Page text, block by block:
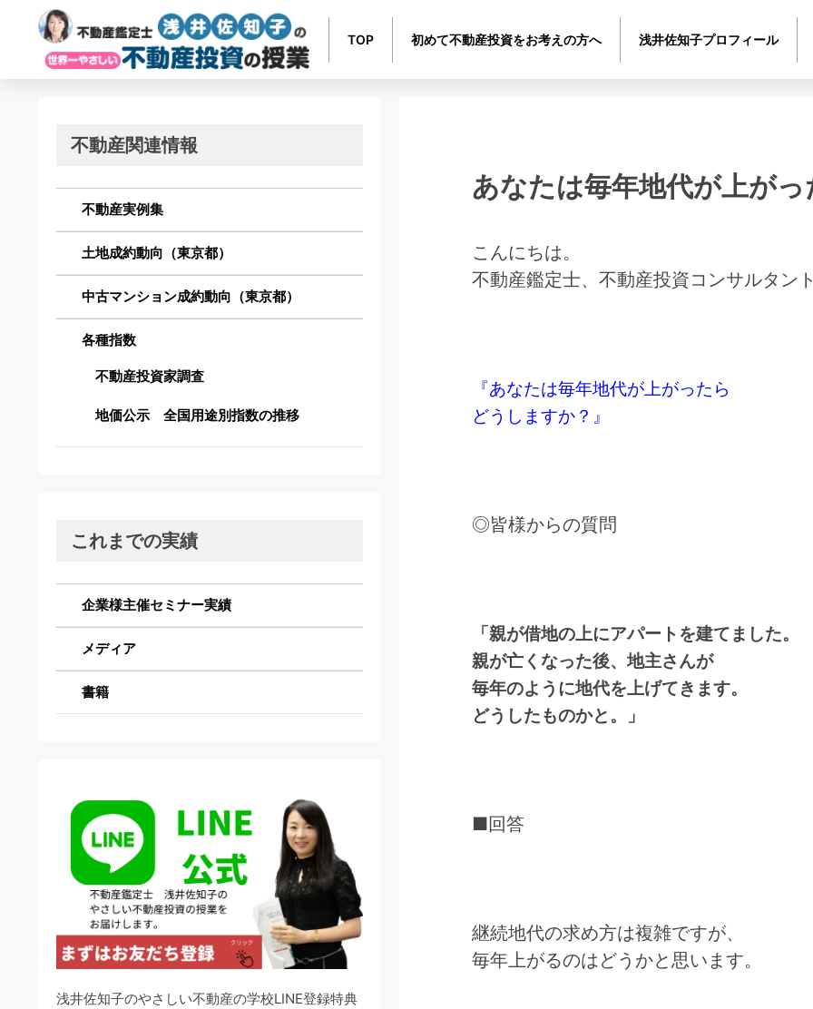
TOP 初めて不動産投資をお考えの方へ 浅井佐知子プロフィール
あなたは毎年地代が上が
こんにちは。
不動産鑑定士、不動産投資コンサルタン
『あなたは毎年地代が上がったら
どうしますか？』
◎皆様からの質問
「親が借地の上にアパートを建てました。
親が亡くなった後、地主さんが
毎年のように地代を上げてきます。
どうしたものかと。」
■回答
継続地代の求め方は複雑ですが、
毎年上がるのはどうかと思います。
不動産関連情報
不動産実例集
土地成約動向（東京都）
中古マンション成約動向（東京都）
各種指数
不動産投資家調査
地価公示 全国用途別指数の推移
これまでの実績
企業様主催セミナー実績
メディア
書籍
浅井佐知子のやさしい不動産の学校LINE登録特典